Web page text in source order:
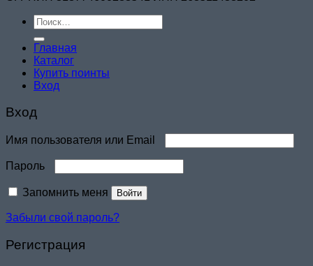
Искать:
Главная
Каталог
Купить поинты
Вход
Вход
Имя пользователя или Email
Пароль
Запомнить меня Войти
Забыли свой пароль?
Регистрация